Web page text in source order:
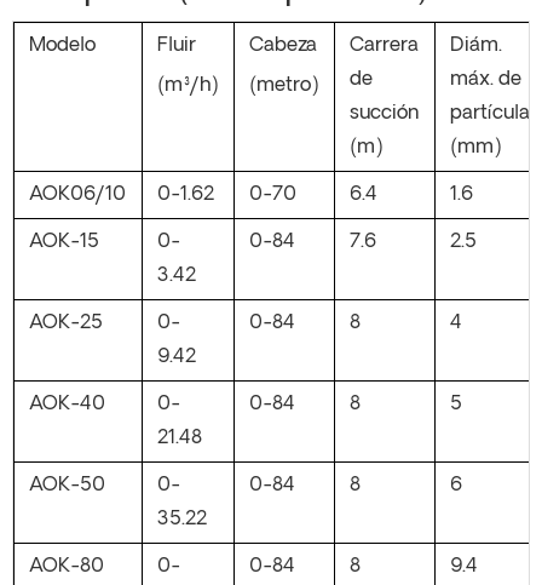
Modelo Fluir
(m³/h)
Cabeza
(metro)
Carrera
de
succión
(m)
Diám.
máx. de
partículas
(mm)
AOK06/10 0-1.62 0-70 6.4 1.6
AOK-15
0-
3.42
0-84 7.6 2.5
AOK-25
0-
9.42
0-84 8 4
AOK-40
0-
21.48
0-84 8 5
AOK-50
0-
35.22
0-84 8 6
AOK-80
0-
0-84 8 9.4